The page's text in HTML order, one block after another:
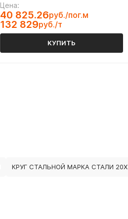
Цена:
40 825.26руб./пог.м
132 829руб./т
КУПИТЬ
КРУГ СТАЛЬНОЙ МАРКА СТАЛИ 20Х